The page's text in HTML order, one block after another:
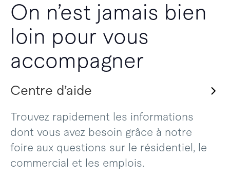
On n’est jamais bien
loin pour vous
accompagner
Centre d’aide
Trouvez rapidement les informations
dont vous avez besoin grâce à notre
foire aux questions sur le résidentiel, le
commercial et les emplois.